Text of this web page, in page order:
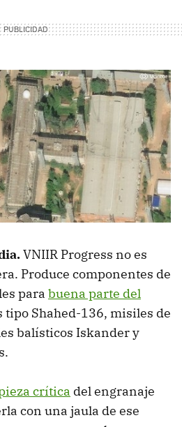
VNIIR Progress no es
Produce componentes de
para buena parte del
tipo Shahed-136, misiles de
balísticos Iskander y
crítica del engranaje
con una jaula de ese